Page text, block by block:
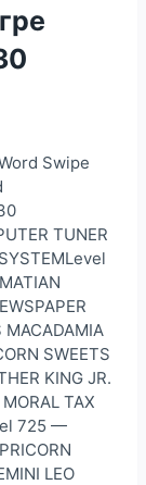
Swipe
TUNER
SWEETS
KING JR.
TAX
725 —
LEO